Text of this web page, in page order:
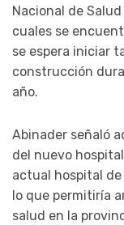
Nacional de
cuales se
se espera iniciar
construcción
año.
Abinader señaló
del nuevo
actual hospital
lo que permitiría
salud en la